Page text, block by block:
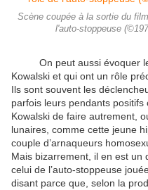
Scène coupée à la sortie du
l'auto-stoppeuse
On peut aussi évoquer
Kowalski et qui ont un rôle
Ils sont souvent les
parfois leurs pendants positifs
Kowalski de faire autrement,
lunaires, comme cette jeune
couple d’arnaqueurs
Mais bizarrement, il en est un
celui de l’auto-stoppeuse
disant parce que, selon la